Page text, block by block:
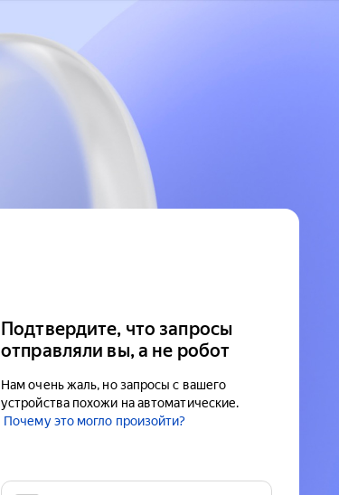
Подтвердите, что запросы
отправляли вы, а не робот
Нам очень жаль, но запросы с вашего
устройства похожи на автоматические.
Почему это могло произойти?